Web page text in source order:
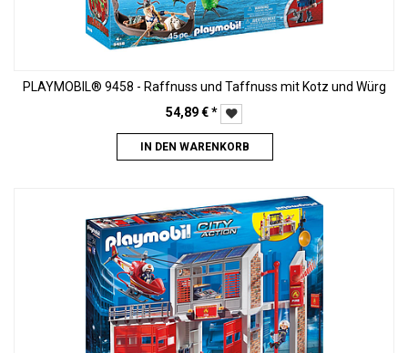
PLAYMOBIL® 9458 - Raffnuss und Taffnuss mit Kotz und Würg
54,89€*
IN DEN WARENKORB